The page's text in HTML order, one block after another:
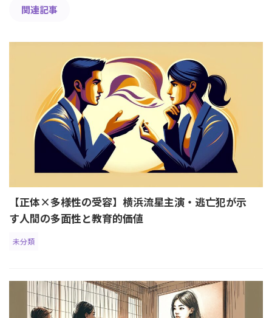
関連記事
【正体×多様性の受容】横浜流星主演・逃亡犯が示
す人間の多面性と教育的価値
未分類